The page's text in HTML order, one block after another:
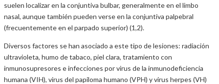
suelen localizar en la conjuntiva bulbar, generalmente en el limbo
nasal, aunque también pueden verse en la conjuntiva palpebral
(frecuentemente en el parpado superior) (1,2).
Diversos factores se han asociado a este tipo de lesiones: radiación
ultravioleta, humo de tabaco, piel clara, tratamiento con
inmunosupresores e infecciones por virus de la inmunodeficiencia
humana (VIH), virus del papiloma humano (VPH) y virus herpes (VH)